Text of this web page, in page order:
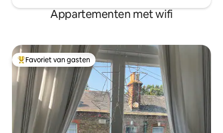
Appartementen met wifi
Topfavoriet van gasten
Favoriet van gasten